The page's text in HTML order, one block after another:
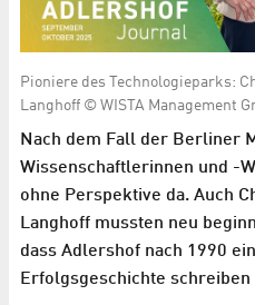
Pioniere des Technologieparks:
Langhoff © WISTA Management
Nach dem Fall der Berliner
Wissenschaftlerinnen und -
ohne Perspektive da. Auch
Langhoff mussten neu
dass Adlershof nach 1990
Erfolgsgeschichte schreiben